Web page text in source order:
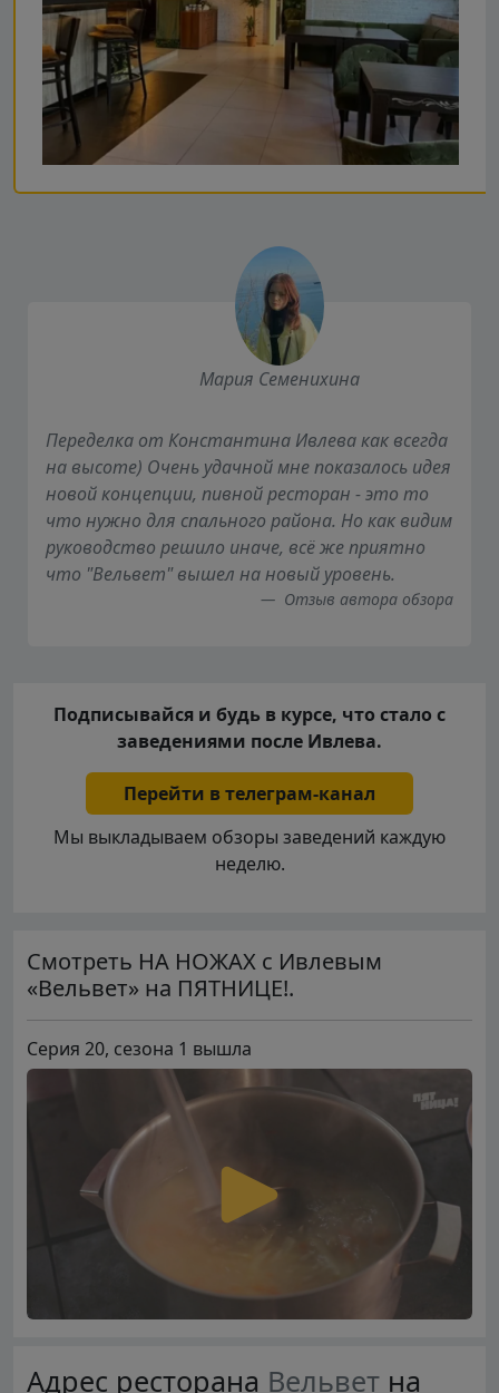
Мария Семенихина
Переделка от Константина Ивлева как всегда
на высоте) Очень удачной мне показалось идея
новой концепции, пивной ресторан - это то
что нужно для спального района. Но как видим
руководство решило иначе, всё же приятно
что "Вельвет" вышел на новый уровень.
Отзыв автора обзора
Подписывайся и будь в курсе, что стало с
заведениями после Ивлева.
Перейти в телеграм-канал
Мы выкладываем обзоры заведений каждую
неделю.
Смотреть НА НОЖАХ с Ивлевым
«Вельвет» на ПЯТНИЦЕ!.
Серия 20, сезона 1 вышла
Адрес ресторана Вельвет на